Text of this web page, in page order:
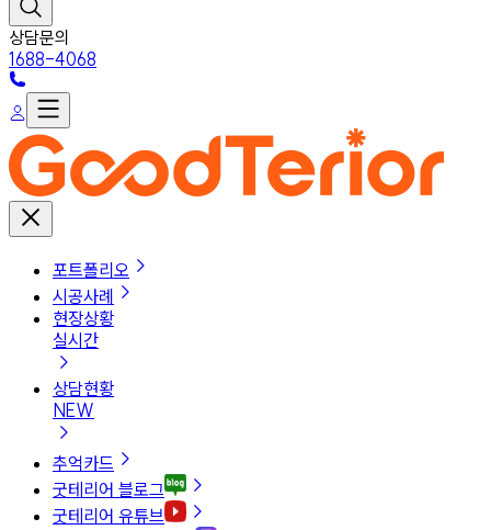
상담문의
1688-4068
포트폴리오
시공사례
현장상황
실시간
상담현황
NEW
추억카드
굿테리어 블로그
굿테리어 유튜브